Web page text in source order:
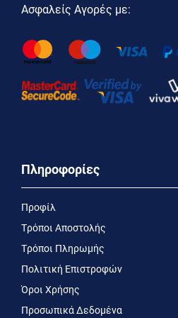
Ασφαλείς Αγορές με:
Πληροφορίες
Προφίλ
Τρόποι Αποστολής
Τρόποι Πληρωμής
Πολιτική Επιστροφών
Όροι Χρήσης
Προσωπικά Δεδομένα